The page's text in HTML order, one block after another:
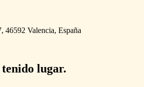
46592 Valencia, España
lugar.